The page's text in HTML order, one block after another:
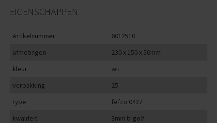
EIGENSCHAPPEN
Artikelnummer
6012510
afmetingen
230 x 150 x 50mm
kleur
wit
verpakking
25
type
fefco 0427
kwaliteit
3mm b-golf